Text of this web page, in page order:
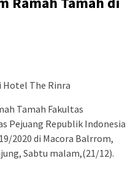
Hotel The Rinra
Tamah Fakultas
Pejuang Republik Indonesia
2020 di Macora Balrrom,
Sabtu malam,(21/12).